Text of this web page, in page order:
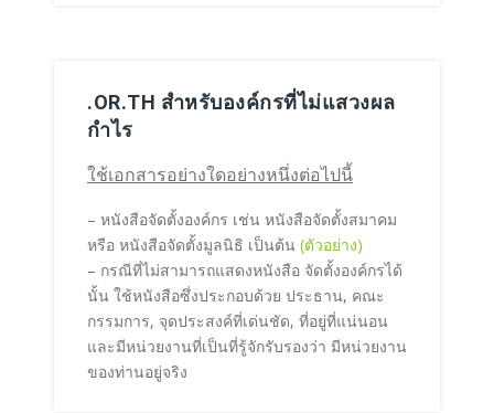
.OR.TH สำหรับองค์กรที่ไม่แสวงผล
กำไร
ใช้เอกสารอย่างใดอย่างหนึ่งต่อไปนี้
– หนังสือจัดตั้งองค์กร เช่น หนังสือจัดตั้งสมาคม
หรือ หนังสือจัดตั้งมูลนิธิ เป็นต้น (ตัวอย่าง)
– กรณีที่ไม่สามารถแสดงหนังสือ จัดตั้งองค์กรได้
นั้น ใช้หนังสือซึ่งประกอบด้วย ประธาน, คณะ
กรรมการ, จุดประสงค์ที่เด่นชัด, ที่อยู่ที่แน่นอน
และมีหน่วยงานที่เป็นที่รู้จักรับรองว่า มีหน่วยงาน
ของท่านอยู่จริง